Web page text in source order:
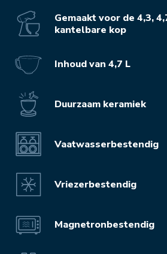
Gemaakt voor de 4,3,
kantelbare kop
Inhoud van 4,7 L
Duurzaam keramiek
Vaatwasserbestendig
Vriezerbestendig
Magnetronbestendig